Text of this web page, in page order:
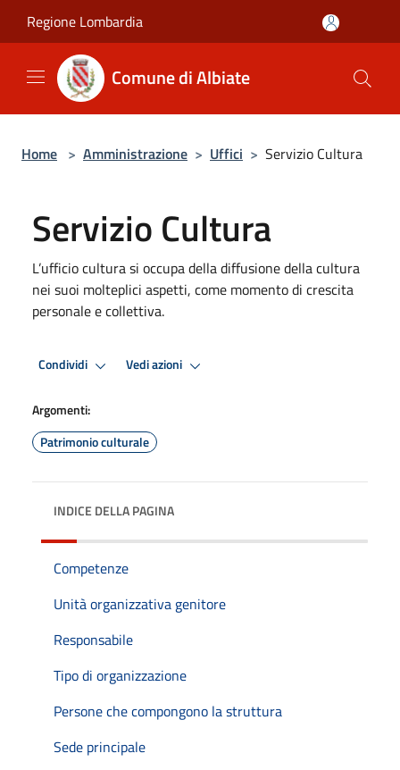
Regione Lombardia
Comune di Albiate
Home > Amministrazione > Uffici > Servizio Cultura
Servizio Cultura
L’ufficio cultura si occupa della diffusione della cultura
nei suoi molteplici aspetti, come momento di crescita
personale e collettiva.
Condividi Vedi azioni
Argomenti:
Patrimonio culturale
INDICE DELLA PAGINA
Competenze
Unità organizzativa genitore
Responsabile
Tipo di organizzazione
Persone che compongono la struttura
Sede principale